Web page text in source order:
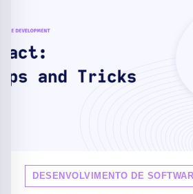
DESENVOLVIMENTO DE